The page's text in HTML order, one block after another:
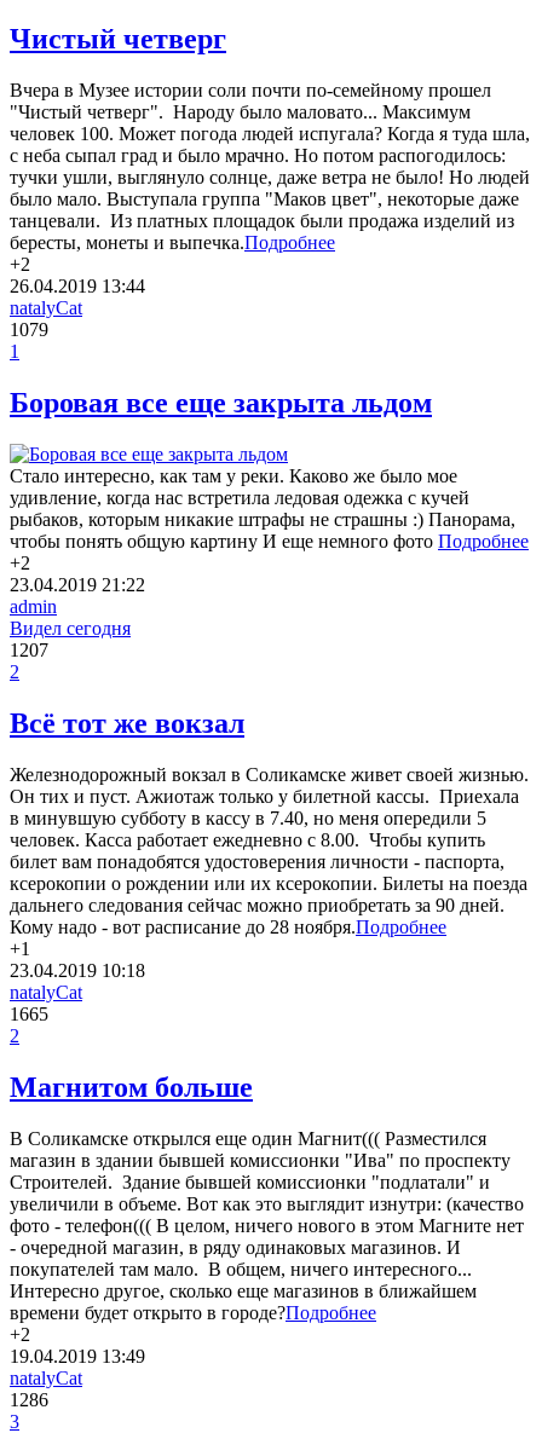
Чистый четверг
Вчера в Музее истории соли почти по-семейному прошел
"Чистый четверг". Народу было маловато... Максимум
человек 100. Может погода людей испугала? Когда я туда шла,
с неба сыпал град и было мрачно. Но потом распогодилось:
тучки ушли, выглянуло солнце, даже ветра не было! Но людей
было мало. Выступала группа "Маков цвет", некоторые даже
танцевали. Из платных площадок были продажа изделий из
бересты, монеты и выпечка.Подробнее
+2
26.04.2019 13:44
natalyCat
1079
1
Боровая все еще закрыта льдом
Стало интересно, как там у реки. Каково же было мое
удивление, когда нас встретила ледовая одежка с кучей
рыбаков, которым никакие штрафы не страшны :) Панорама,
чтобы понять общую картину И еще немного фото Подробнее
+2
23.04.2019 21:22
admin
Видел сегодня
1207
2
Всё тот же вокзал
Железнодорожный вокзал в Соликамске живет своей жизнью.
Он тих и пуст. Ажиотаж только у билетной кассы. Приехала
в минувшую субботу в кассу в 7.40, но меня опередили 5
человек. Касса работает ежедневно с 8.00. Чтобы купить
билет вам понадобятся удостоверения личности - паспорта,
ксерокопии о рождении или их ксерокопии. Билеты на поезда
дальнего следования сейчас можно приобретать за 90 дней.
Кому надо - вот расписание до 28 ноября.Подробнее
+1
23.04.2019 10:18
natalyCat
1665
2
Магнитом больше
В Соликамске открылся еще один Магнит((( Разместился
магазин в здании бывшей комиссионки "Ива" по проспекту
Строителей. Здание бывшей комиссионки "подлатали" и
увеличили в объеме. Вот как это выглядит изнутри: (качество
фото - телефон((( В целом, ничего нового в этом Магните нет
- очередной магазин, в ряду одинаковых магазинов. И
покупателей там мало. В общем, ничего интересного...
Интересно другое, сколько еще магазинов в ближайшем
времени будет открыто в городе?Подробнее
+2
19.04.2019 13:49
natalyCat
1286
3